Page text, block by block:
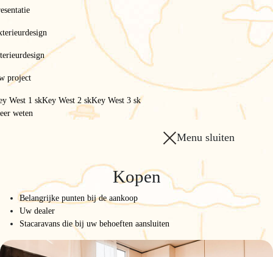
project
West 1 skKey West 2 skKey West 3 sk
weten
Menu sluiten
Kopen
Belangrijke punten bij de aankoop
Uw dealer
Stacaravans die bij uw behoeften aansluiten
INTUITION
Stacaravantrends 2026
Het gammaKey West